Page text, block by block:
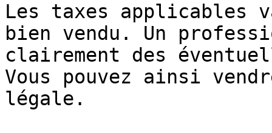
Les taxes applicables
bien vendu. Un
clairement des
Vous pouvez ainsi
légale.